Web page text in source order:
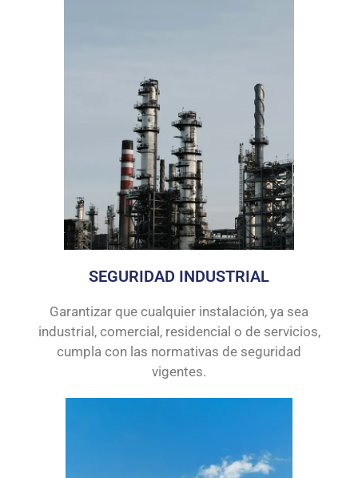
SEGURIDAD INDUSTRIAL
Garantizar que cualquier instalación, ya sea
industrial, comercial, residencial o de servicios,
cumpla con las normativas de seguridad
vigentes.